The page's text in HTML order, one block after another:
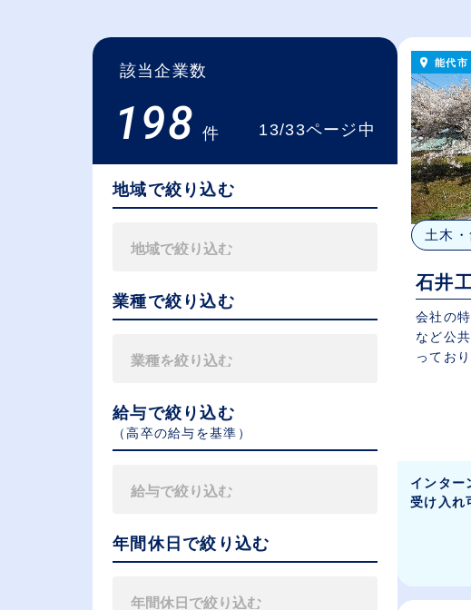
該当企業数
198 件 13/33ページ中
地域で絞り込む
業種で絞り込む
給与で絞り込む
（⾼卒の給与を基準）
年間休日で絞り込む
能代市
土木
石井
会社の
など公
ってお
インター
受け入れ